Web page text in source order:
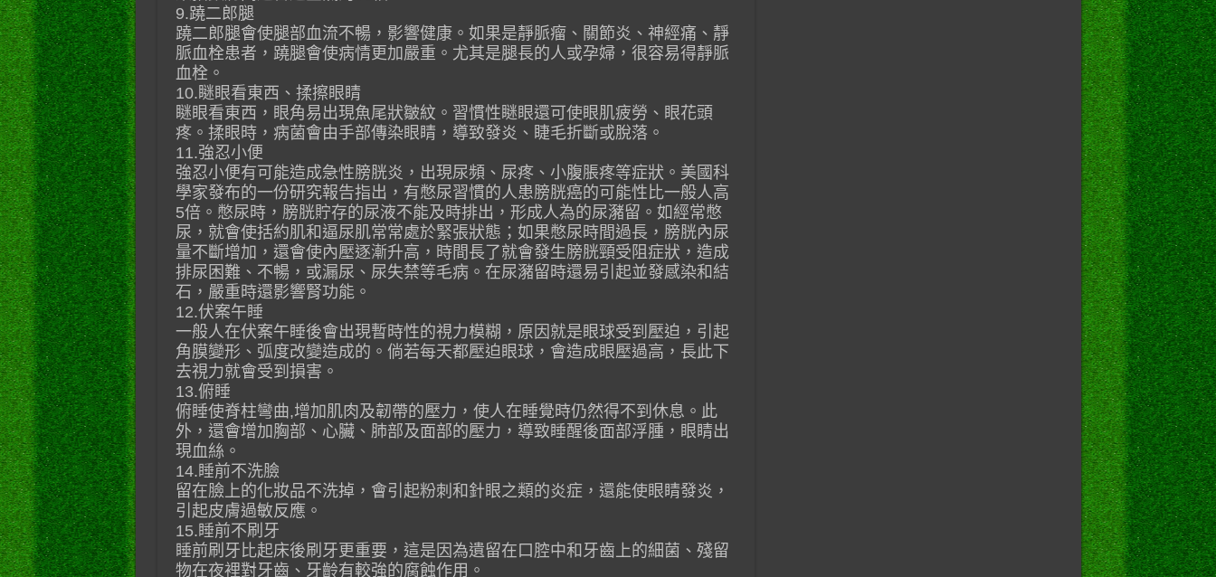
9.蹺二郎腿
蹺二郎腿會使腿部血流不暢，影響健康。如果是靜脈瘤、關節炎、神經痛、靜
脈血栓患者，蹺腿會使病情更加嚴重。尤其是腿長的人或孕婦，很容易得靜脈
血栓。
10.瞇眼看東西、揉擦眼睛
瞇眼看東西，眼角易出現魚尾狀皺紋。習慣性瞇眼還可使眼肌疲勞、眼花頭
疼。揉眼時，病菌會由手部傳染眼睛，導致發炎、睫毛折斷或脫落。
11.強忍小便
強忍小便有可能造成急性膀胱炎，出現尿頻、尿疼、小腹脹疼等症狀。美國科
學家發布的一份研究報告指出，有憋尿習慣的人患膀胱癌的可能性比一般人高
5倍。憋尿時，膀胱貯存的尿液不能及時排出，形成人為的尿瀦留。如經常憋
尿，就會使括約肌和逼尿肌常常處於緊張狀態；如果憋尿時間過長，膀胱內尿
量不斷增加，還會使內壓逐漸升高，時間長了就會發生膀胱頸受阻症狀，造成
排尿困難、不暢，或漏尿、尿失禁等毛病。在尿瀦留時還易引起並發感染和結
石，嚴重時還影響腎功能。
12.伏案午睡
一般人在伏案午睡後會出現暫時性的視力模糊，原因就是眼球受到壓迫，引起
角膜變形、弧度改變造成的。倘若每天都壓迫眼球，會造成眼壓過高，長此下
去視力就會受到損害。
13.俯睡
俯睡使脊柱彎曲,增加肌肉及韌帶的壓力，使人在睡覺時仍然得不到休息。此
外，還會增加胸部、心臟、肺部及面部的壓力，導致睡醒後面部浮腫，眼睛出
現血絲。
14.睡前不洗臉
留在臉上的化妝品不洗掉，會引起粉刺和針眼之類的炎症，還能使眼睛發炎，
引起皮膚過敏反應。
15.睡前不刷牙
睡前刷牙比起床後刷牙更重要，這是因為遺留在口腔中和牙齒上的細菌、殘留
物在夜裡對牙齒、牙齡有較強的腐蝕作用。